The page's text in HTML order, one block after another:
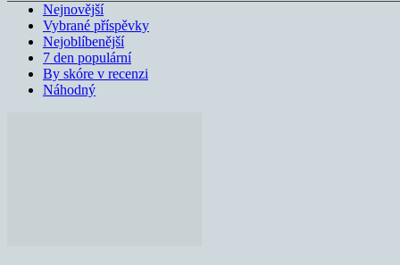
Nejnovější
Vybrané příspěvky
Nejoblíbenější
7 den populární
By skóre v recenzi
Náhodný